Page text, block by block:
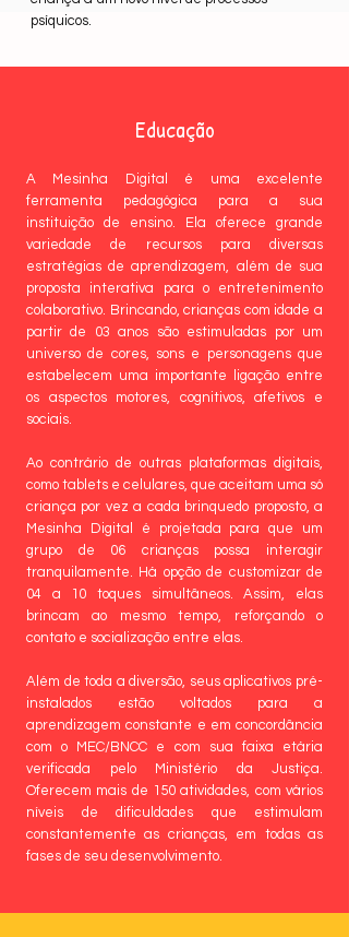
psíquicos.
Educação
A Mesinha Digital é uma excelente
ferramenta pedagógica para a sua
instituição de ensino. Ela oferece grande
variedade de recursos para diversas
estratégias de aprendizagem, além de sua
proposta interativa para o entretenimento
colaborativo. Brincando, crianças com idade a
partir de 03 anos são estimuladas por um
universo de cores, sons e personagens que
estabelecem uma importante ligação entre
os aspectos motores, cognitivos, afetivos e
sociais.
Ao contrário de outras plataformas digitais,
como tablets e celulares, que aceitam uma só
criança por vez a cada brinquedo proposto, a
Mesinha Digital é projetada para que um
grupo de 06 crianças possa interagir
tranquilamente. Há opção de customizar de
04 a 10 toques simultâneos. Assim, elas
brincam ao mesmo tempo, reforçando o
contato e socialização entre elas.
Além de toda a diversão, seus aplicativos pré-
instalados estão voltados para a
aprendizagem constante e em concordância
com o MEC/BNCC e com sua faixa etária
verificada pelo Ministério da Justiça.
Oferecem mais de 150 atividades, com vários
níveis de dificuldades que estimulam
constantemente as crianças, em todas as
fases de seu desenvolvimento.